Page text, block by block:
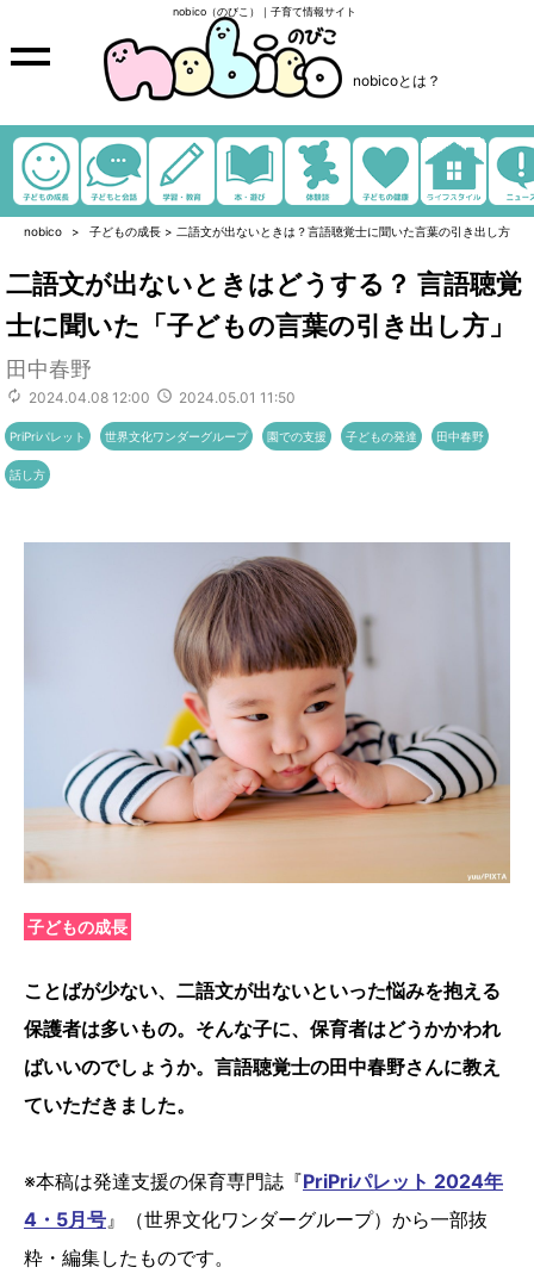
nobico（のびこ）｜子育て情報サイト
nobicoとは？
nobico 子どもの成長 > 二語文が出ないときは？言語聴覚士に聞いた言葉の引き出し方
二語文が出ないときはどうする？ 言語聴覚
士に聞いた「子どもの言葉の引き出し方」
田中春野
2024.04.08 12:00 2024.05.01 11:50
PriPriパレット 世界文化ワンダーグループ 園での支援 子どもの発達 田中春野
話し方
子どもの成長
ことばが少ない、二語文が出ないといった悩みを抱える
保護者は多いもの。そんな子に、保育者はどうかかわれ
ばいいのでしょうか。言語聴覚士の田中春野さんに教え
ていただきました。
※本稿は発達支援の保育専門誌『PriPriパレット 2024年
4・5月号 』（世界文化ワンダーグループ）から一部抜
粋・編集したものです。